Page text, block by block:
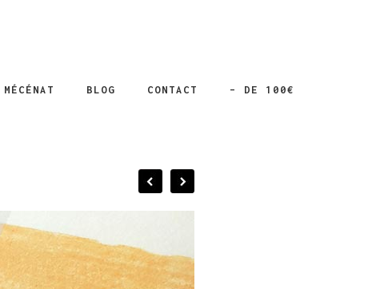
MÉCÉNAT BLOG CONTACT – DE 100€